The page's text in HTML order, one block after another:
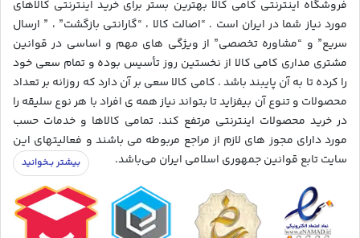
فروشگاه اینترنتی کامی کالا بهترین بستر برای خرید اینترنتی کالاهای
مورد نیاز شما در ایران است . “اصالت کالا ، “گارانتی بازگشت” ، ” ارسال
سریع” و “مشاوره تخصصی” از ویژگی های مهم و اساسی در قوانین
مشتری مداری کامی کالا از نخستین روز تأسیس بوده و تمام سعی خود
را کرده تا به آن پایبند باشد . کامی کالا سعی بر آن دارد که روزانه بر تعداد
محصولات و تنوع آن بیفزاید تا بتواند نیاز همه ی افراد با هر نوع سلیقه را
در خرید محصولات اینترنتی مرتفع کند. تمامی کالاها و خدمات حسب
مورد دارای مجوز های لازم از مراجع مربوطه می باشند و فعالیتهای این
سایت تابع قوانین جمهوری اسلامی ایران می‌باشد.